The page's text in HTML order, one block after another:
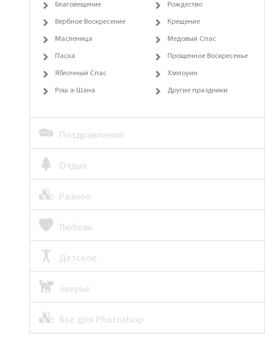
Благовещение Рождество
Вербное Воскресение Крещение
Масленица Медовый Спас
Пасха Прощенное Воскресенье
Яблочный Спас Хэллоуин
Рош а-Шана Другие праздники
Поздравления
Отдых
Разное
Любовь
Детское
Зверьё
Все для Photoshop